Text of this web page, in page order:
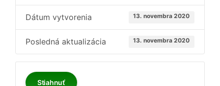
Dátum vytvorenia 13. novembra 2020
Posledná aktualizácia 13. novembra 2020
Stiahnuť